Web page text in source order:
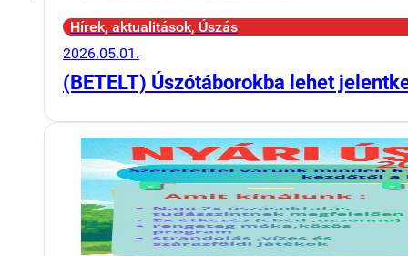
Hírek, aktualitások, Úszás
2026.05.01.
(BETELT) Úszótáborokba lehet